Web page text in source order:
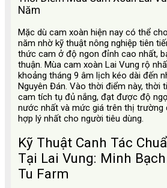
Năm
Mặc dù cam xoàn hiện nay có thể
năm nhờ kỹ thuật nông nghiệp tiên
thức cam ở độ ngon đỉnh cao nhất,
thuận. Mùa cam xoàn Lai Vung rộ
khoảng tháng 9 âm lịch kéo dài đến
Nguyên Đán. Vào thời điểm này, thời
cam tích tụ đủ nắng, đạt được độ
nước nhất và mức giá trên thị trường
hợp lý nhất cho người tiêu dùng.
Kỹ Thuật Canh Tác
Tại Lai Vung: Minh
Tu Farm